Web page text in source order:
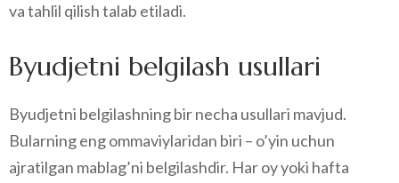
va tahlil qilish talab etiladi.
Byudjetni belgilash usullari
Byudjetni belgilashning bir necha usullari mavjud.
Bularning eng ommaviylaridan biri – o’yin uchun
ajratilgan mablag’ni belgilashdir. Har oy yoki hafta